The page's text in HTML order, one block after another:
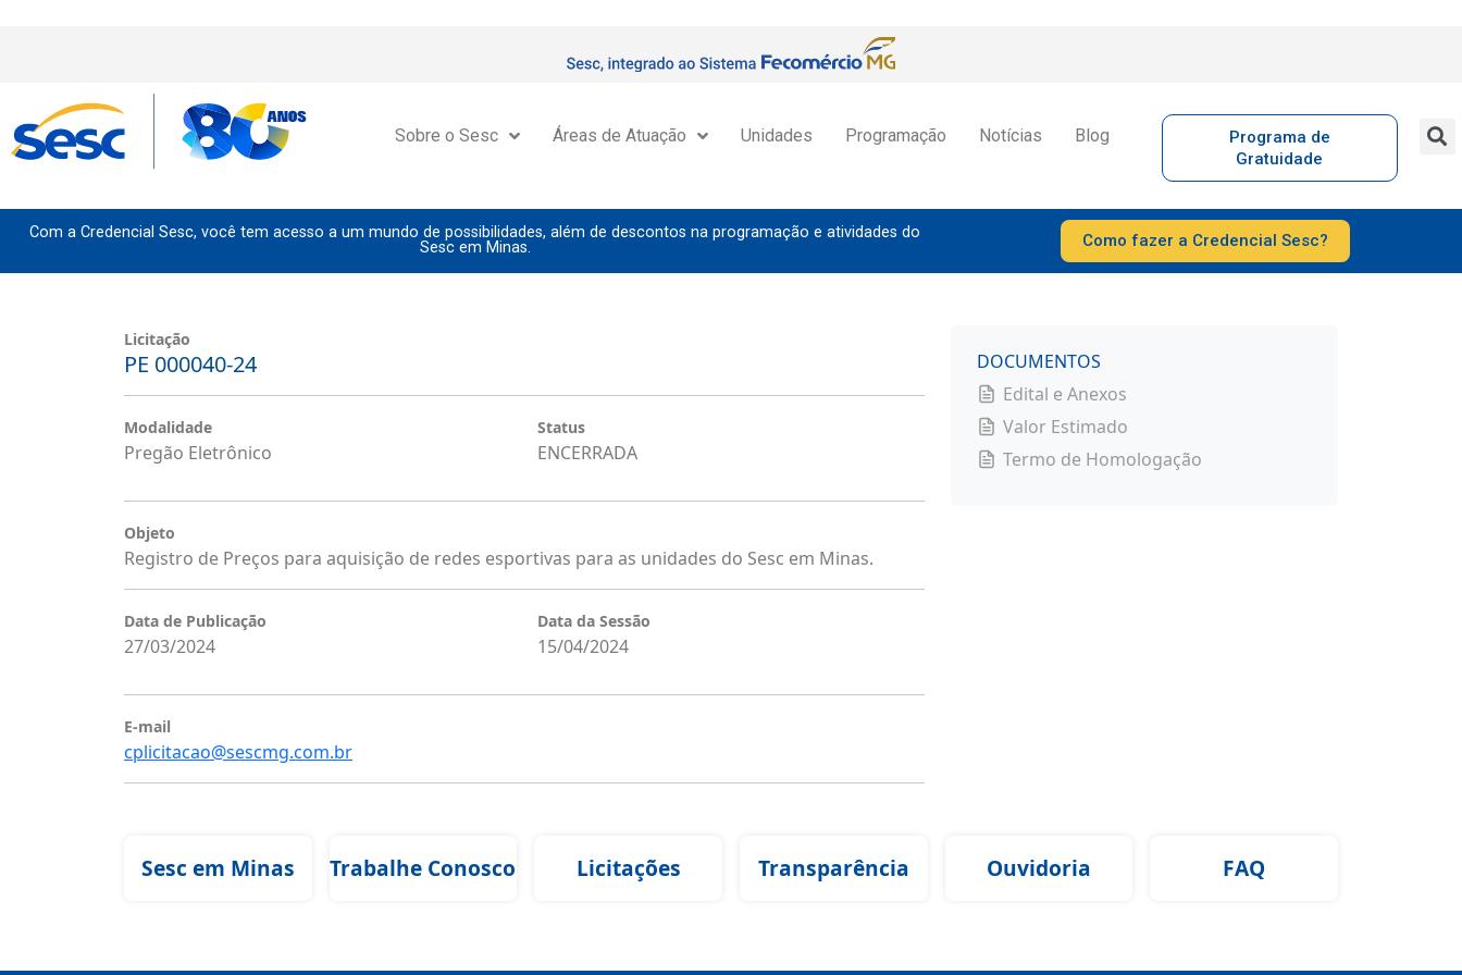
Sobre o Sesc Áreas de Atuação Unidades Programação Notícias Blog
Programa de
Gratuidade
Com a Credencial Sesc, você tem acesso a um mundo de possibilidades, além de descontos na programação e atividades do
Sesc em Minas.
Como fazer a Credencial Sesc?
Licitação
PE 000040-24
Modalidade
Pregão Eletrônico
Status
ENCERRADA
Objeto
Registro de Preços para aquisição de redes esportivas para as unidades do Sesc em Minas.
Data de Publicação
27/03/2024
Data da Sessão
15/04/2024
E-mail
cplicitacao@sescmg.com.br
DOCUMENTOS
Edital e Anexos
Valor Estimado
Termo de Homologação
Sesc em Minas Trabalhe Conosco Licitações Transparência Ouvidoria FAQ